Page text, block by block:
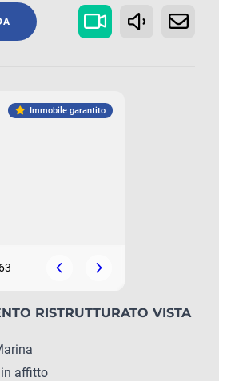
Immobile garantito
RISTRUTTURATO VISTA
affitto